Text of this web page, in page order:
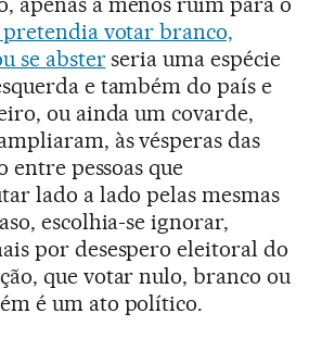
votar branco,
se absterseria uma espécie
e também do país e
ou ainda um covarde,
às vésperas das
entre pessoas que
lado a lado pelas mesmas
escolhia-se ignorar,
por desespero eleitoral do
que votar nulo, branco ou
é um ato político.